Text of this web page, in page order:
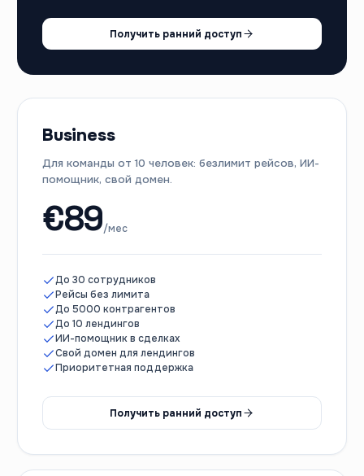
Получить ранний доступ
Business
Для команды от 10 человек: безлимит рейсов, ИИ-
помощник, свой домен.
€89/мес
До 30 сотрудников
Рейсы без лимита
До 5000 контрагентов
До 10 лендингов
ИИ-помощник в сделках
Свой домен для лендингов
Приоритетная поддержка
Получить ранний доступ